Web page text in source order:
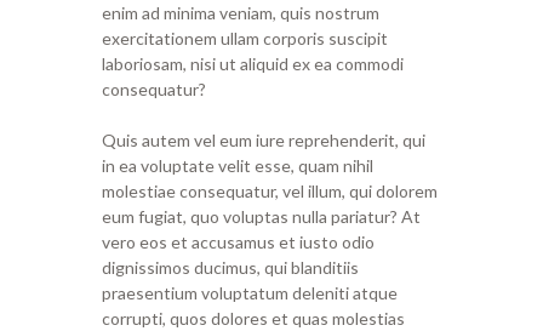
enim ad minima veniam, quis nostrum
exercitationem ullam corporis suscipit
laboriosam, nisi ut aliquid ex ea commodi
consequatur?
Quis autem vel eum iure reprehenderit, qui
in ea voluptate velit esse, quam nihil
molestiae consequatur, vel illum, qui dolorem
eum fugiat, quo voluptas nulla pariatur? At
vero eos et accusamus et iusto odio
dignissimos ducimus, qui blanditiis
praesentium voluptatum deleniti atque
corrupti, quos dolores et quas molestias